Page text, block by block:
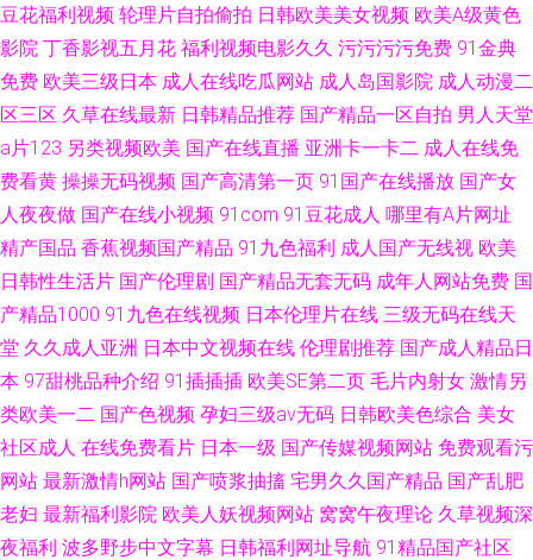
豆花福利视频 轮理片自拍偷拍 日韩欧美美女视频 欧美A级黄色
影院 丁香影视五月花 福利视频电影久久 污污污污免费 91金典
免费 欧美三级日本 成人在线吃瓜网站 成人岛国影院 成人动漫二
区三区 久草在线最新 日韩精品推荐 国产精品一区自拍 男人天堂
a片123 另类视频欧美 国产在线直播 亚洲卡一卡二 成人在线免
费看黄 操操无码视频 国产高清第一页 91国产在线播放 国产女
人夜夜做 国产在线小视频 91com 91豆花成人 哪里有A片网址
精产国品 香蕉视频国产精品 91九色福利 成人国产无线视 欧美
日韩性生活片 国产伦理剧 国产精品无套无码 成年人网站免费 国
产精品1000 91九色在线视频 日本伦理片在线 三级无码在线天
堂 久久成人亚洲 日本中文视频在线 伦理剧推荐 国产成人精品日
本 97甜桃品种介绍 91插插插 欧美SE第二页 毛片内射女 激情另
类欧美一二 国产色视频 孕妇三级av无码 日韩欧美色综合 美女
社区成人 在线免费看片 日本一级 国产传媒视频网站 免费观看污
网站 最新激情h网站 国产喷浆抽搐 宅男久久国产精品 国产乱肥
老妇 最新福利影院 欧美人妖视频网站 窝窝午夜理论 久草视频深
夜福利 波多野步中文字幕 日韩福利网址导航 91精品国产社区